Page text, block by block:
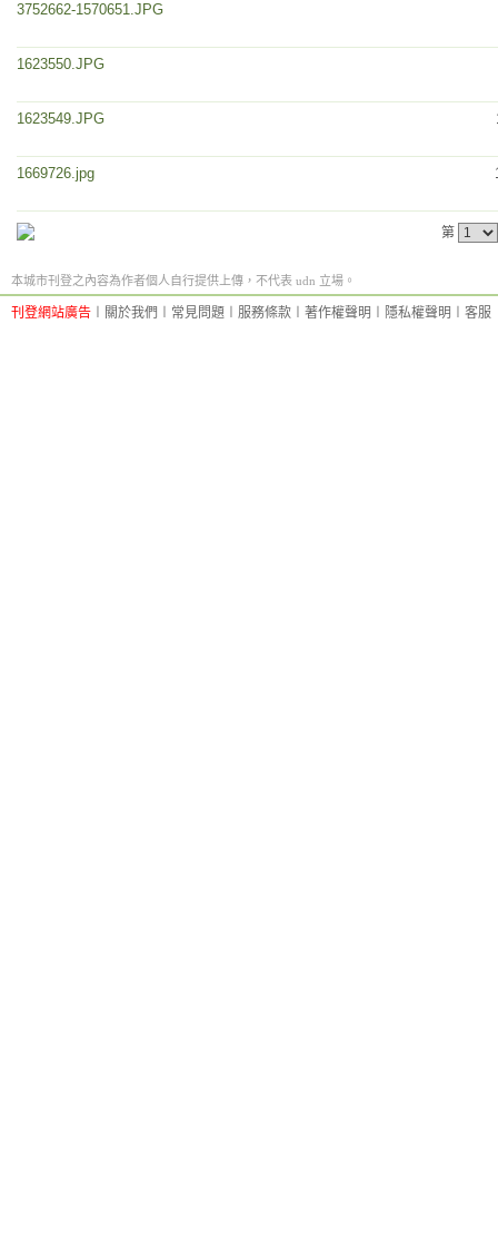
3752662-1570651.JPG
1623550.JPG
1623549.JPG
1669726.jpg
第
本城市刊登之內容為作者個人自行提供上傳，不代表 udn 立場。
刊登網站廣告 關於我們 常見問題 服務條款 著作權聲明 隱私權聲明 客服